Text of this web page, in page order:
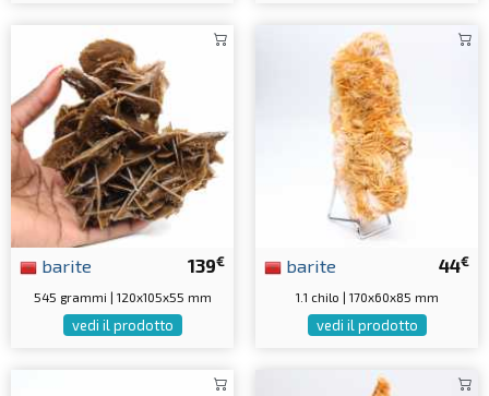
139€
barite
545 grammi | 120x105x55 mm
vedi il prodotto
44€
barite
1.1 chilo | 170x60x85 mm
vedi il prodotto